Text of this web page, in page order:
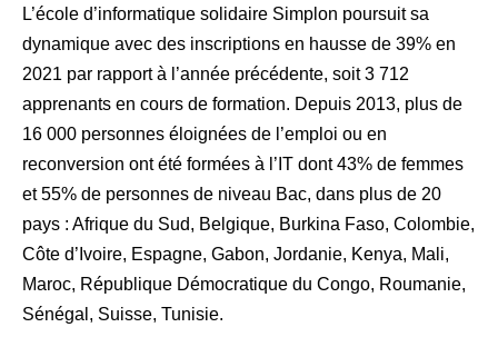
L’école d’informatique solidaire Simplon poursuit sa
dynamique avec des inscriptions en hausse de 39% en
2021 par rapport à l’année précédente, soit 3 712
apprenants en cours de formation. Depuis 2013, plus de
16 000 personnes éloignées de l’emploi ou en
reconversion ont été formées à l’IT dont 43% de femmes
et 55% de personnes de niveau Bac, dans plus de 20
pays : Afrique du Sud, Belgique, Burkina Faso, Colombie,
Côte d’Ivoire, Espagne, Gabon, Jordanie, Kenya, Mali,
Maroc, République Démocratique du Congo, Roumanie,
Sénégal, Suisse, Tunisie.